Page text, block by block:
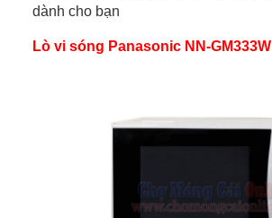
dành cho bạn
Lò vi sóng Panasonic NN-GM333W